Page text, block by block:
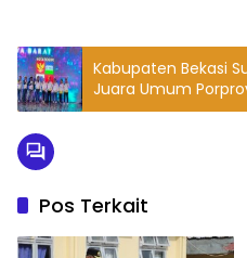
Kabupaten Bekasi
Juara Umum
Pos Terkait